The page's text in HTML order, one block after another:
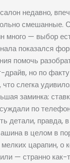
недавно,
смешанные.
много — выбор
показался
помочь
драйв, но по
что слегка
заминка:
по
детали, правда, в
в целом в
царапин, о
— странно как-